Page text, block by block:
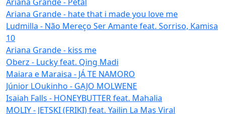
Ariana Grande - hate that i made you love me
Ludmilla - Não Mereço Ser Amante feat. Sorriso, Kamisa
10
Ariana Grande - kiss me
Oberz - Lucky feat. Qing Madi
Maiara e Maraisa - JÁ TE NAMORO
Júnior LOukinho - GAJO MOLWENE
Isaiah Falls - HONEYBUTTER feat. Mahalia
MOLIY - JETSKI (FRIKI) feat. Yailin La Mas Viral